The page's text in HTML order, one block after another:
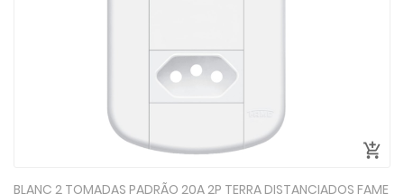
BLANC 2 TOMADAS PADRÃO 20A 2P TERRA DISTANCIADOS FAME